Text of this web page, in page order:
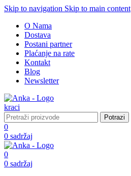
Skip to navigation Skip to main content
O Nama
Dostava
Postani partner
Plaćanje na rate
Kontakt
Blog
Newsletter
Potrazi
0
0 sadržaj
0
0 sadržaj